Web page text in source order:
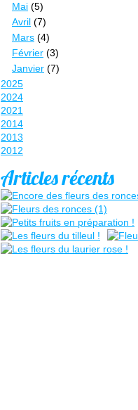
Mai (5)
Avril (7)
Mars (4)
Février (3)
Janvier (7)
2025
2024
2021
2014
2013
2012
Articles récents